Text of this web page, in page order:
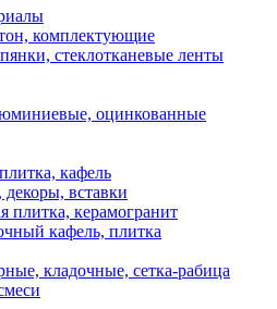
комплектующие
стеклотканевые ленты
оцинкованные
кафель
вставки
плитка, керамогранит
кафель, плитка
кладочные, сетка-рабица